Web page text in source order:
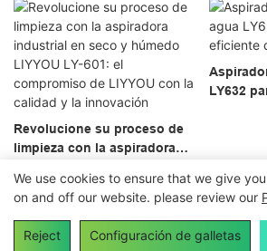
Revolucione su proceso de
limpieza con la aspiradora
LIYYOU LY-601: el
compromiso de LIYYOU con
la calidad y la innovación
LY632
sitio | Política de
We use cookies to ensure that we give
on and off our website. please review our
Reject Configuración de galletas